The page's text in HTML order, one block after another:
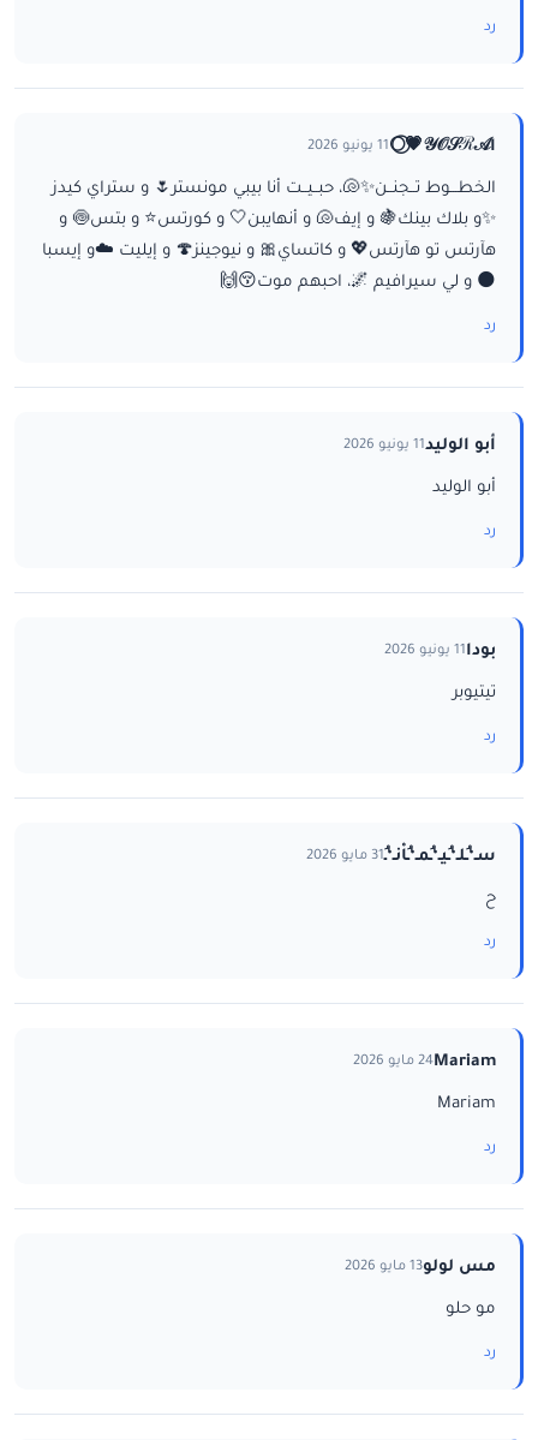
رد
ا𝒴𝒪𝒮ℛ𝒜💗⃝🌕 11 يونيو 2026
الخطـــوط تــجنــن✨🐚، حبــيــت أنا بيبي مونستر🌷 و ستراي كيدز
✨و بلاك بينك🍇 و إيف🐚 و أنهايبن🤍 و كورتس⭐ و بتس🍥 و
هآرتس تو هآرتس💖 و كاتساي🎀 و نيوجينز🍄 و إيليت ☁️و إيسبا
🌑 و لي سيرافيم 🌌، احبهم موت😚🙌
رد
أبو الوليد11 يونيو 2026
أبو الوليد
رد
بودا11 يونيو 2026
تيتيوبر
رد
سـ‘ـُلـ‘ـُيـ‘ـُمـ‘ـُاْنـ‘ـُ31 مايو 2026
ح
رد
Mariam24 مايو 2026
Mariam
رد
مس لولو13 مايو 2026
مو حلو
رد